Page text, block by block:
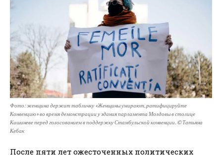
Фото: женщина держит табличку «Женщины умирают, ратифицируйте
Конвенцию» во время демонстрации у здания парламента Молдовы в столице
Кишиневе перед голосованием в поддержку Стамбульской конвенции. © Татьяна
Кебак
После пяти лет ожесточенных политических